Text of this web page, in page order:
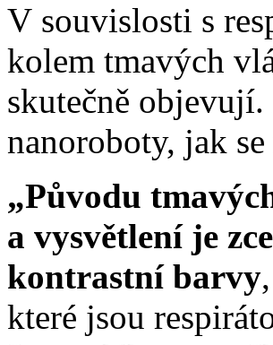
V souvislosti s
kolem tmavých
skutečně
nanoroboty, jak
„Původu
a vysvětlení je
kontrastní barvy
které jsou